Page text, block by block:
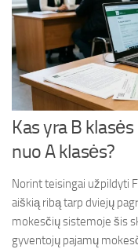
Kas yra B
nuo A klasės?
Norint teisingai užpildyti
aiškią ribą tarp dviejų
mokesčių sistemoje šis
gyventojų pajamų